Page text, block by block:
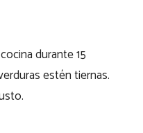
durante 15
estén tiernas.